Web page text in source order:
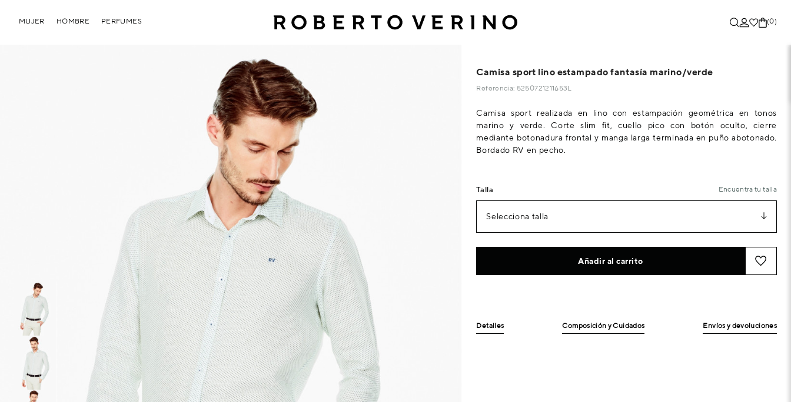
(0)
MUJER HOMBRE PERFUMES
Camisa sport lino estampado fantasía marino/verde
Referencia: 5250721211653L
Camisa sport realizada en lino con estampación geométrica en tonos
marino y verde. Corte slim fit, cuello pico con botón oculto, cierre
mediante botonadura frontal y manga larga terminada en puño abotonado.
Bordado RV en pecho.
Talla Encuentra tu talla
Selecciona talla
Añadir al carrito
Detalles Composición y Cuidados Envíos y devoluciones